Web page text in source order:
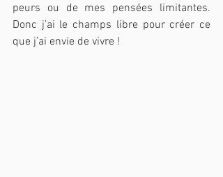
peurs ou de mes pensées limitantes.
Donc j’ai le champs libre pour créer ce
que j’ai envie de vivre !